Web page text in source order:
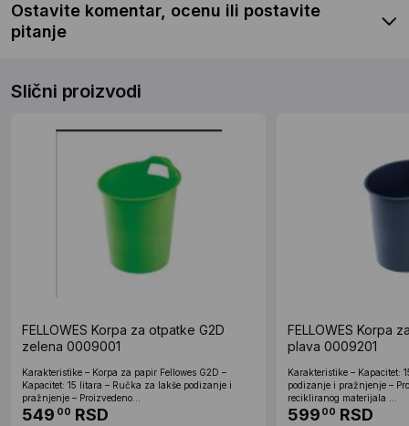
Ostavite komentar, ocenu ili postavite
pitanje
Slični proizvodi
FELLOWES Korpa za otpatke G2D
zelena 0009001
Karakteristike – Korpa za papir Fellowes G2D –
Kapacitet: 15 litara – Ručka za lakše podizanje i
pražnjenje – Proizvedeno...
549 00 RSD
FELLOWES Korpa
plava 0009201
Karakteristike – Kapacitet:
podizanje i pražnjenje –
recikliranog materijala ...
599 00 RSD